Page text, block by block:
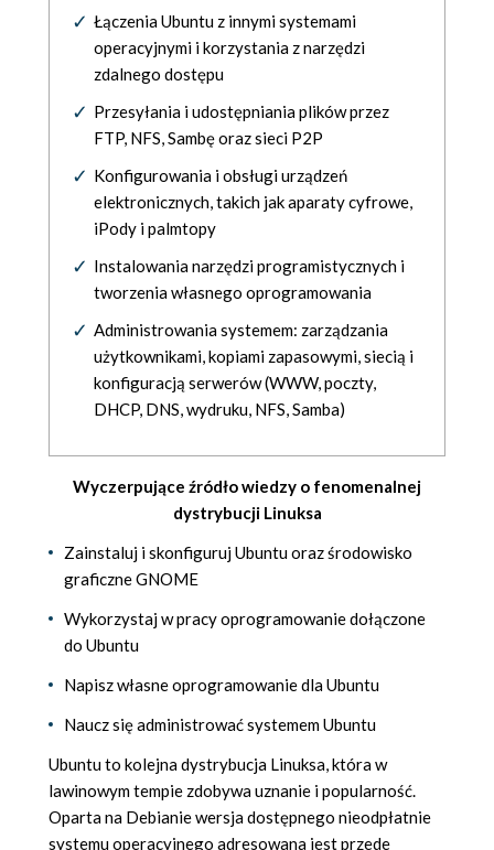
Łączenia Ubuntu z innymi systemami
operacyjnymi i korzystania z narzędzi
zdalnego dostępu
Przesyłania i udostępniania plików przez
FTP, NFS, Sambę oraz sieci P2P
Konfigurowania i obsługi urządzeń
elektronicznych, takich jak aparaty cyfrowe,
iPody i palmtopy
Instalowania narzędzi programistycznych i
tworzenia własnego oprogramowania
Administrowania systemem: zarządzania
użytkownikami, kopiami zapasowymi, siecią i
konfiguracją serwerów (WWW, poczty,
DHCP, DNS, wydruku, NFS, Samba)
Wyczerpujące źródło wiedzy o fenomenalnej
dystrybucji Linuksa
Zainstaluj i skonfiguruj Ubuntu oraz środowisko
graficzne GNOME
Wykorzystaj w pracy oprogramowanie dołączone
do Ubuntu
Napisz własne oprogramowanie dla Ubuntu
Naucz się administrować systemem Ubuntu
Ubuntu to kolejna dystrybucja Linuksa, która w
lawinowym tempie zdobywa uznanie i popularność.
Oparta na Debianie wersja dostępnego nieodpłatnie
systemu operacyjnego adresowana jest przede